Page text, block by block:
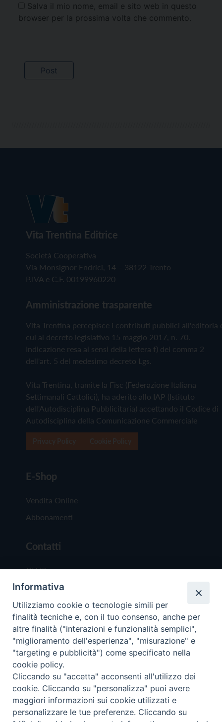
Salva il mio nome, email e sito web in questo
browser per la prossima volta che commento.
Vita Trentina Editrice
Società Cooperativa
Via Monsignor Endrici, 14 – 38122 Trento
P.IVA e C.F. 00199960220
Amministrazione trasparente
Vita Trentina percepisce i contributi pubblici all'editoria
cui al decreto legislativo 15 maggio 2017, n. 70.
Indicazione resa ai sensi della lettera f) del comma 2
dell'art. 5 del medesimo decreto Lgs.
Vita Trentina, tramite la Fisc (Federazione Italiana
Settimanali Cattolici), ha aderito allo IAP (Istituto
dell'Autodisciplina Pubblicitaria) accettando il Codice di
Autodisciplina della Comunicazione Commerciale
E-Shop
Vendita Online
Abbonamenti
Contatti
Chi Siamo
Redazione
Scrivici
Copyright © 2019 - Tutti i diritti riservati - Vita
Trentina Editrice
Privacy Policy
Torna
Informativa
Utilizziamo cookie o tecnologie simili per
finalità tecniche e, con il tuo consenso, anche per
altre finalità ("interazioni e funzionalità semplici",
"miglioramento dell'esperienza", "misurazione" e
"targeting e pubblicità") come specificato nella
cookie policy.
Cliccando su "accetta" acconsenti all'utilizzo dei
cookie. Cliccando su "personalizza" puoi avere
maggiori informazioni sui cookie utilizzati e
personalizzare le tue preferenze. Cliccando su